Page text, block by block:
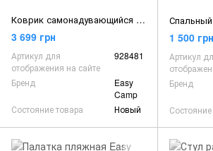
Коврик самонадувающийся Easy Camp Self-inflating Siesta Mat Double 3 cm Grey (300057)
3 699 грн
Артикул для
отображения на сайте
928481
Бренд
Easy
Camp
Состояние товара
Новый
1 500 грн
Артикул
Бренд